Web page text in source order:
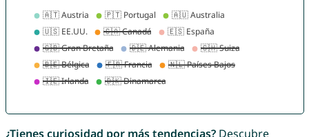
¿Tienes curiosidad por más tendencias?Descubre